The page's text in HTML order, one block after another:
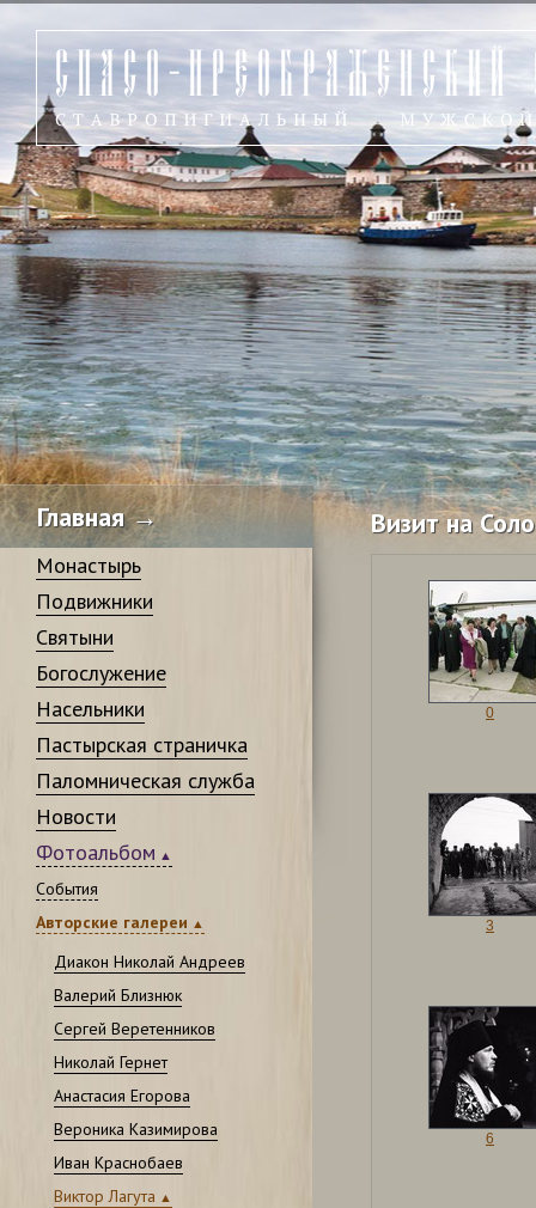
Главная →
Монастырь
Подвижники
Святыни
Богослужение
Насельники
Пастырская страничка
Паломническая служба
Новости
Фотоальбом
События
Авторские галереи
Диакон Николай Андреев
Валерий Близнюк
Сергей Веретенников
Николай Гернет
Анастасия Егорова
Вероника Казимирова
Иван Краснобаев
Виктор Лагута
Визит на
0
3
6